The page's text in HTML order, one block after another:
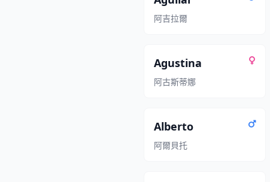
阿吉拉爾
Agustina
阿古斯蒂娜
Alberto
阿爾貝托